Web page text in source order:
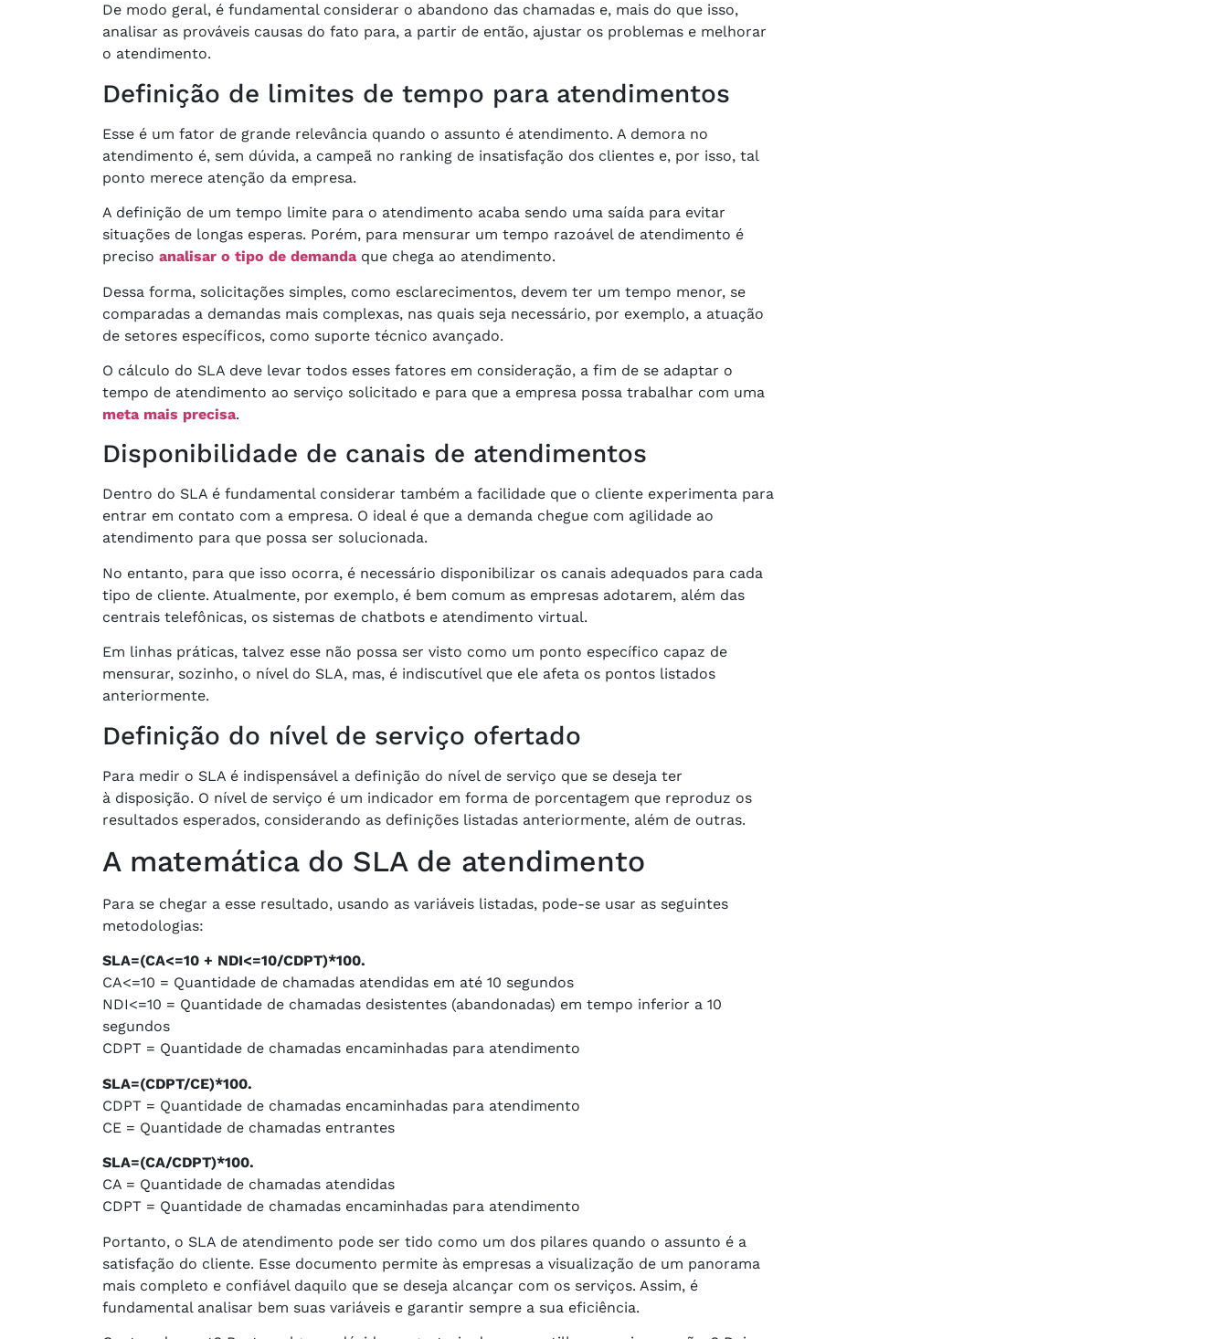
De modo geral, é fundamental considerar o abandono das chamadas e, mais do que isso,
analisar as prováveis causas do fato para, a partir de então, ajustar os problemas e melhorar
o atendimento.
Definição de limites de tempo para atendimentos
Esse é um fator de grande relevância quando o assunto é atendimento. A demora no
atendimento é, sem dúvida, a campeã no ranking de insatisfação dos clientes e, por isso, tal
ponto merece atenção da empresa.
A definição de um tempo limite para o atendimento acaba sendo uma saída para evitar
situações de longas esperas. Porém, para mensurar um tempo razoável de atendimento é
preciso analisar o tipo de demanda que chega ao atendimento.
Dessa forma, solicitações simples, como esclarecimentos, devem ter um tempo menor, se
comparadas a demandas mais complexas, nas quais seja necessário, por exemplo, a atuação
de setores específicos, como suporte técnico avançado.
O cálculo do SLA deve levar todos esses fatores em consideração, a fim de se adaptar o
tempo de atendimento ao serviço solicitado e para que a empresa possa trabalhar com uma
meta mais precisa.
Disponibilidade de canais de atendimentos
Dentro do SLA é fundamental considerar também a facilidade que o cliente experimenta para
entrar em contato com a empresa. O ideal é que a demanda chegue com agilidade ao
atendimento para que possa ser solucionada.
No entanto, para que isso ocorra, é necessário disponibilizar os canais adequados para cada
tipo de cliente. Atualmente, por exemplo, é bem comum as empresas adotarem, além das
centrais telefônicas, os sistemas de chatbots e atendimento virtual.
Em linhas práticas, talvez esse não possa ser visto como um ponto específico capaz de
mensurar, sozinho, o nível do SLA, mas, é indiscutível que ele afeta os pontos listados
anteriormente.
Definição do nível de serviço ofertado
Para medir o SLA é indispensável a definição do nível de serviço que se deseja ter
à disposição. O nível de serviço é um indicador em forma de porcentagem que reproduz os
resultados esperados, considerando as definições listadas anteriormente, além de outras.
A matemática do SLA de atendimento
Para se chegar a esse resultado, usando as variáveis listadas, pode-se usar as seguintes
metodologias:
SLA=(CA<=10 + NDI<=10/CDPT)*100.
CA<=10 = Quantidade de chamadas atendidas em até 10 segundos
NDI<=10 = Quantidade de chamadas desistentes (abandonadas) em tempo inferior a 10
segundos
CDPT = Quantidade de chamadas encaminhadas para atendimento
SLA=(CDPT/CE)*100.
CDPT = Quantidade de chamadas encaminhadas para atendimento
CE = Quantidade de chamadas entrantes
SLA=(CA/CDPT)*100.
CA = Quantidade de chamadas atendidas
CDPT = Quantidade de chamadas encaminhadas para atendimento
Portanto, o SLA de atendimento pode ser tido como um dos pilares quando o assunto é a
satisfação do cliente. Esse documento permite às empresas a visualização de um panorama
mais completo e confiável daquilo que se deseja alcançar com os serviços. Assim, é
fundamental analisar bem suas variáveis e garantir sempre a sua eficiência.